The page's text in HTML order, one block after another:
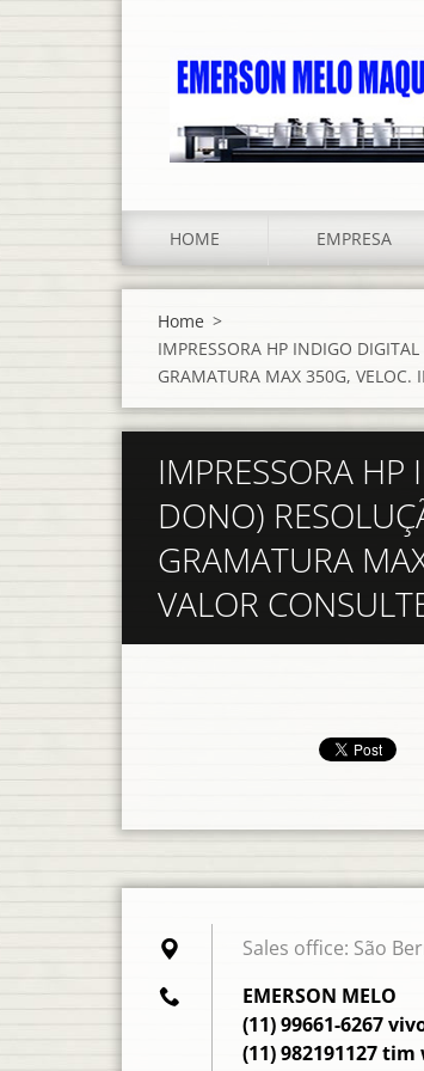
HOME EMPRESA
Home >
IMPRESSORA HP INDIGO
GRAMATURA MAX 350G,
IMPRESSORA
DONO)
GRAMATURA
VALOR
Sales office: São
EMERSON MELO
(11) 99661-6267
(11) 982191127